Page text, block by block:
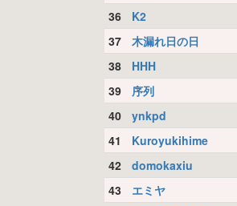
36 K2
37 木漏れ日の日
38 HHH
39 序列
40 ynkpd
41 Kuroyukihime
42 domokaxiu
43 エミヤ